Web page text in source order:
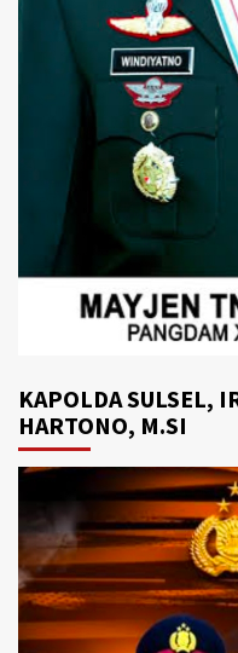
KAPOLDA SULSEL,
HARTONO, M.SI